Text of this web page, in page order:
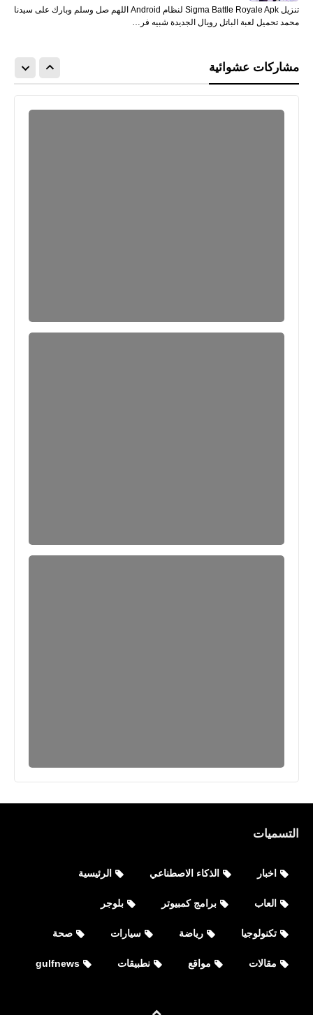
تنزيل Sigma Battle Royale Apk لنظام Android اللهم صل وسلم وبارك على سيدنا
محمد تحميل لعبة الباتل رويال الجديدة شبيه فر…
مشاركات عشوائية
التسميات
اخبار الذكاء الاصطناعي الرئيسية
العاب برامج كمبيوتر بلوجر
تكنولوجيا رياضة سيارات صحة
مقالات مواقع نطبيقات gulfnews